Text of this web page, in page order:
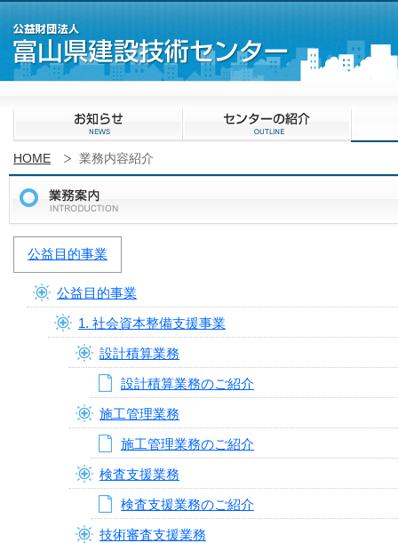
HOME 業務内容紹介
公益目的事業
公益目的事業
1. 社会資本整備支援事業
設計積算業務
設計積算業務のご紹介
施工管理業務
施工管理業務のご紹介
検査支援業務
検査支援業務のご紹介
技術審査支援業務